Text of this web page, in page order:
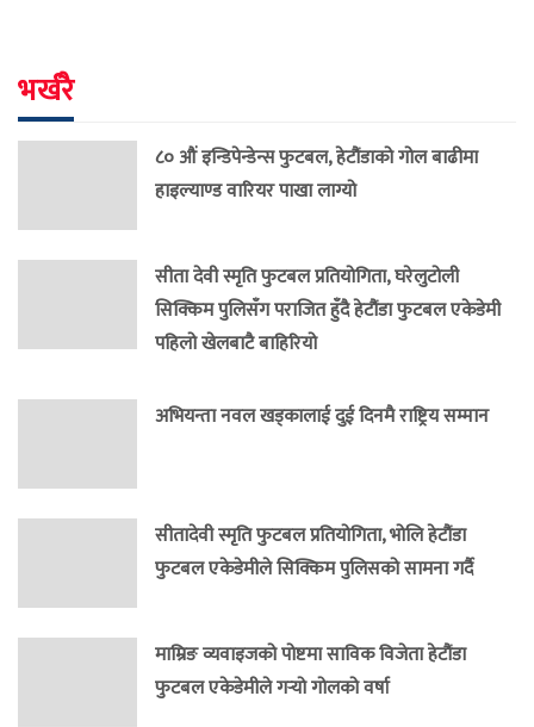
भर्खरै
८० औं इन्डिपेन्डेन्स फुटबल, हेटौंडाको गोल बाढीमा
हाइल्याण्ड वारियर पाखा लाग्यो
सीता देवी स्मृति फुटबल प्रतियोगिता, घरेलुटोली
सिक्किम पुलिसँग पराजित हुँदै हेटौंडा फुटबल एकेडेमी
पहिलो खेलबाटै बाहिरियो
अभियन्ता नवल खड्कालाई दुई दिनमै राष्ट्रिय सम्मान
सीतादेवी स्मृति फुटबल प्रतियोगिता, भोलि हेटौंडा
फुटबल एकेडेमीले सिक्किम पुलिसको सामना गर्दै
माम्रिङ व्यवाइजको पोष्टमा साविक विजेता हेटौंडा
फुटबल एकेडेमीले गर्‍यो गोलको वर्षा